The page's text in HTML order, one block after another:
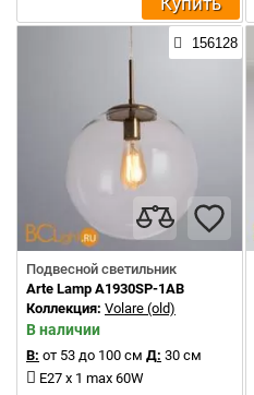
156128
Подвесной светильник
Arte Lamp A1930SP-1AB
Коллекция: Volare (old)
В наличии
В: от 53 до 100 см Д: 30 см
E27 x 1 max 60W